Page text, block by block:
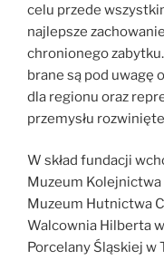
celu przede
najlepsze
chronionego
brane są pod uwagę
dla regionu oraz
przemysłu
W skład fundacji
Muzeum Kolejnictwa
Muzeum Hutnictwa
Walcownia Hilberta
Porcelany Śląskiej w